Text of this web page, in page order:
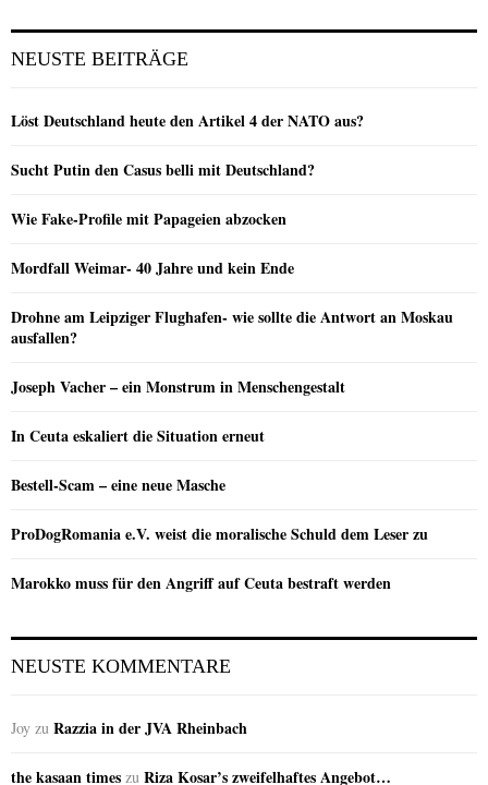
NEUSTE BEITRÄGE
Löst Deutschland heute den Artikel 4 der NATO aus?
Sucht Putin den Casus belli mit Deutschland?
Wie Fake-Profile mit Papageien abzocken
Mordfall Weimar- 40 Jahre und kein Ende
Drohne am Leipziger Flughafen- wie sollte die Antwort an Moskau
ausfallen?
Joseph Vacher – ein Monstrum in Menschengestalt
In Ceuta eskaliert die Situation erneut
Bestell-Scam – eine neue Masche
ProDogRomania e.V. weist die moralische Schuld dem Leser zu
Marokko muss für den Angriff auf Ceuta bestraft werden
NEUSTE KOMMENTARE
Joy zu Razzia in der JVA Rheinbach
the kasaan times zu Riza Kosar’s zweifelhaftes Angebot…